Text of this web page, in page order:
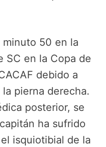
minuto 50 en la
SC en la Copa de
debido a
pierna derecha.
posterior, se
ha sufrido
isquiotibial de la